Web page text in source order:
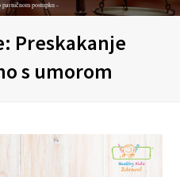
postupku -
Preskakanje
s umorom